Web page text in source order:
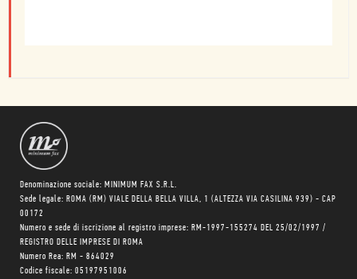
Denominazione sociale: MINIMUM FAX S.R.L.
Sede legale: ROMA (RM) VIALE DELLA BELLA VILLA, 1 (ALTEZZA VIA CASILINA 939) - CAP
00172
Numero e sede di iscrizione al registro imprese: RM-1997-155274 DEL 25/02/1997 /
REGISTRO DELLE IMPRESE DI ROMA
Numero Rea: RM - 864029
Codice fiscale: 05197951006